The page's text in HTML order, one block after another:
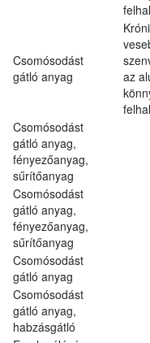
Csomósodást
gátló anyag
az
Csomósodást
gátló anyag,
fényezőanyag,
sűrítőanyag
Csomósodást
gátló anyag,
fényezőanyag,
sűrítőanyag
Csomósodást
gátló anyag
Csomósodást
gátló anyag,
habzásgátló